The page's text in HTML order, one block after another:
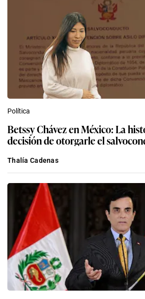
Política
Betssy Chávez en México: La
decisión de otorgarle el
Thalía Cadenas